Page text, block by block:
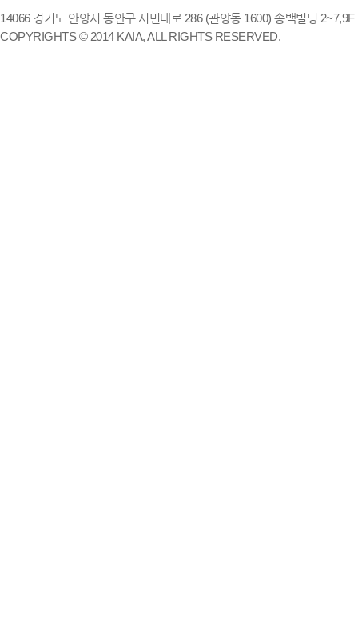
14066 경기도 안양시 동안구 시민대로 286 (관양동 1600) 송백빌딩
COPYRIGHTS © 2014 KAIA, ALL RIGHTS RESERVED.